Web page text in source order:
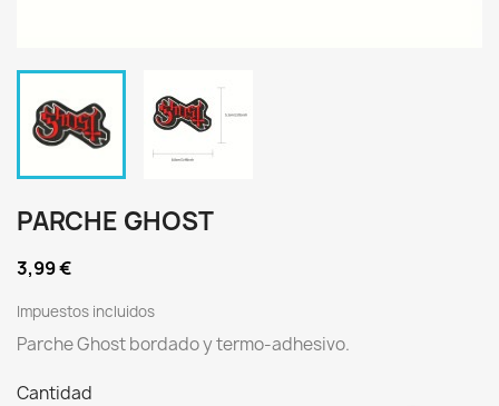
PARCHE GHOST
3,99 €
Impuestos incluidos
Parche Ghost bordado y termo-adhesivo.
Cantidad